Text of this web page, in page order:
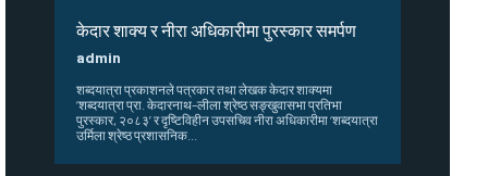
केदार शाक्य र नीरा अधिकारीमा पुरस्कार समर्पण
admin
शब्दयात्रा प्रकाशनले पत्रकार तथा लेखक केदार शाक्यमा
‘शब्दयात्रा प्रा. केदारनाथ–लीला श्रेष्ठ सङ्खुवासभा प्रतिभा
पुरस्कार, २०८३’ र दृष्टिविहीन उपसचिव नीरा अधिकारीमा ‘शब्दयात्रा
उर्मिला श्रेष्ठ प्रशासनिक...